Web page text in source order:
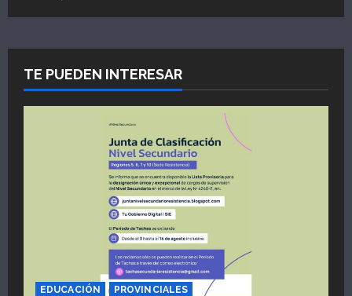
TE PUEDEN INTERESAR
EDUCACIÓN PROVINCIALES